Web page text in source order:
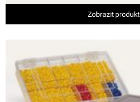
Zobrazit produkt